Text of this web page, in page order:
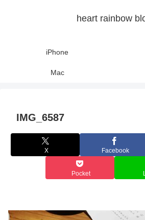
heart rainbow
iPhone
Mac
IMG_6587
X Facebook
Pocket